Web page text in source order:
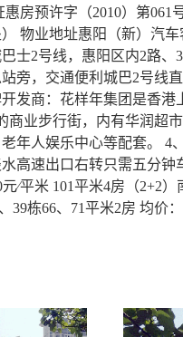
房预许字（2010）第
物业地址惠阳（新）汽
士2号线，惠阳区内2路
旁，交通便利城巴2号线
发商：花样年集团是香
商业步行街，内有华润超
年人娱乐中心等配套。
高速出口右转只需五分钟
元∕平米 101平米4房（2+2
39栋66、71平米2房 均价：